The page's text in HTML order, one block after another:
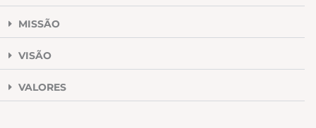
MISSÃO
VISÃO
VALORES